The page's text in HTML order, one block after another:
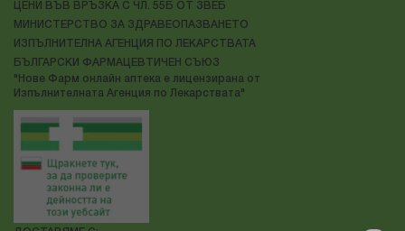
ЦЕНИ ВЪВ ВРЪЗКА С ЧЛ. 55Б ОТ ЗВЕБ
МИНИСТЕРСТВО ЗА ЗДРАВЕОПАЗВАНЕТО
ИЗПЪЛНИТЕЛНА АГЕНЦИЯ ПО ЛЕКАРСТВАТА
БЪЛГАРСКИ ФАРМАЦЕВТИЧЕН СЪЮЗ
"Нове Фарм онлайн аптека е лицензирана от
Изпълнителната Агенция по Лекарствата"